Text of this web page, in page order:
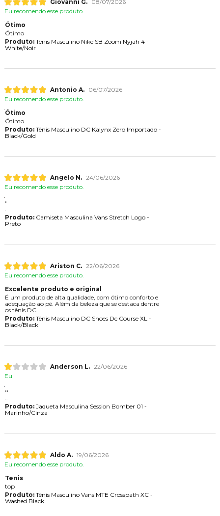
Giovanni G.
08/07/2026
Eu recomendo esse produto.
Ótimo
Ótimo
Produto:Tênis Masculino Nike SB Zoom Nyjah 4 -
White/Noir
Antonio A.
06/07/2026
Eu recomendo esse produto.
Ótimo
Ótimo
Produto:Tênis Masculino DC Kalynx Zero Importado -
Black/Gold
Angelo N. 24/06/2026
Eu recomendo esse produto.
.
.
Produto:Camiseta Masculina Vans Stretch Logo -
Preto
Ariston C. 22/06/2026
Eu recomendo esse produto.
Excelente produto e original
É um produto de alta qualidade, com ótimo conforto e
adequação ao pé. Além da beleza que se destaca dentre
os tênis DC
Produto:Tênis Masculino DC Shoes Dc Course XL -
Black/Black
Anderson L. 22/06/2026
Eu
..
..
Produto:Jaqueta Masculina Session Bomber 01 -
Marinho/Cinza
Aldo A. 19/06/2026
Eu recomendo esse produto.
Tenis
top
Produto:Tênis Masculino Vans MTE Crosspath XC -
Washed Black